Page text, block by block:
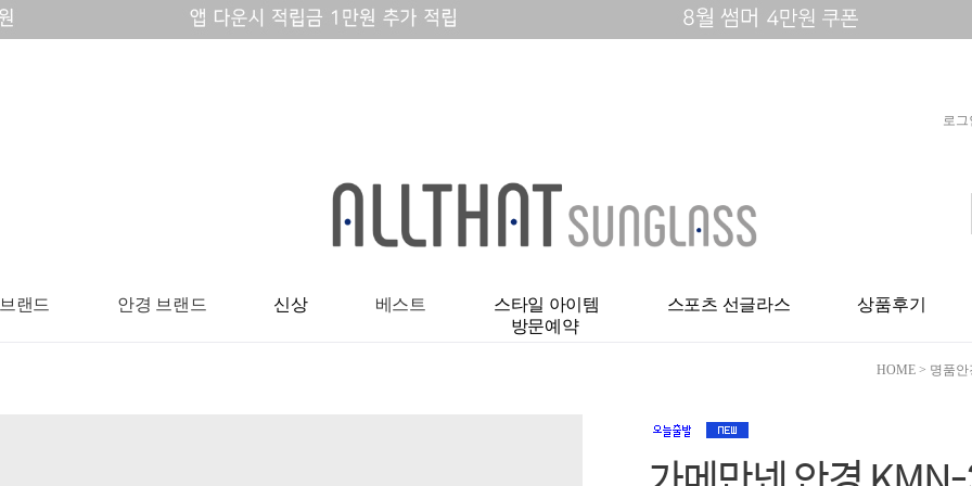
로그
랜드 안경 브랜드 신상 베스트 스타일 아이템 스포츠 선글라스
상품후기
방문예약
HOME > 명품안